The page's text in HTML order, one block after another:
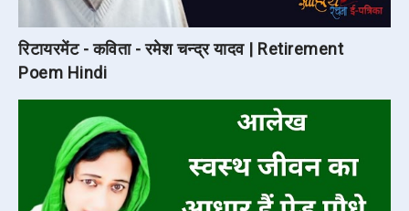
रिटायरमेंट - कविता - रमेश चन्द्र यादव | Retirement
Poem Hindi